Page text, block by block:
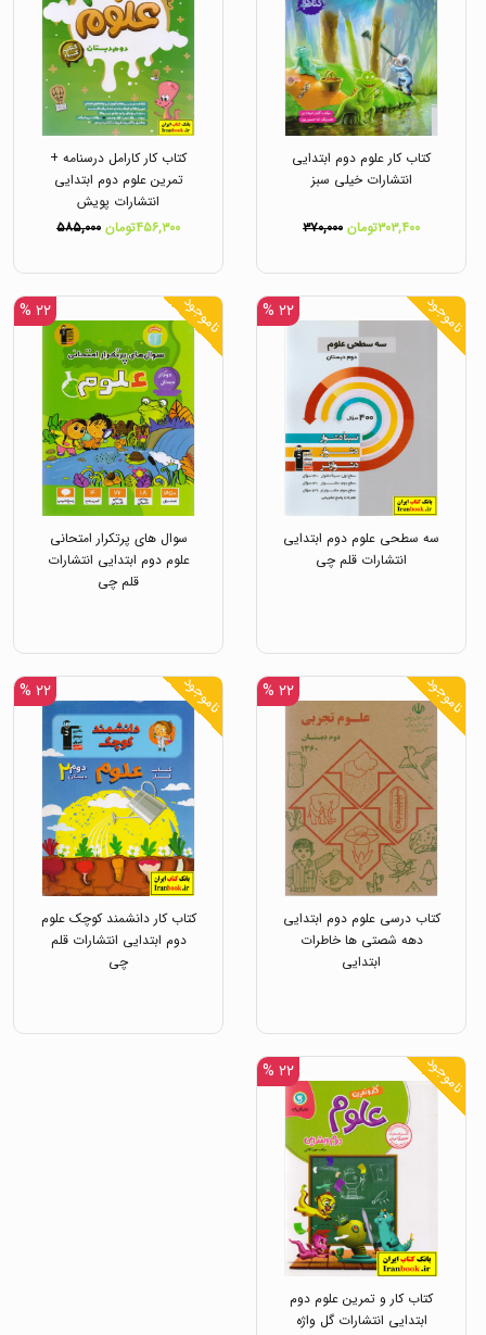
کتاب کار علوم دوم ابتدایی
انتشارات خیلی سبز
۳۰۳,۴۰۰تومان ۳۷۰,۰۰۰
کتاب کار کارامل درسنامه +
تمرین علوم دوم ابتدایی
انتشارات پویش
۴۵۶,۳۰۰تومان
۵۸۵,۰۰۰
ناموجود ۲۲ %
سه سطحی علوم دوم ابتدایی
انتشارات قلم چی
ناموجود ۲۲ %
سوال های پرتکرار امتحانی
علوم دوم ابتدایی انتشارات
قلم چی
ناموجود ۲۲ %
کتاب درسی علوم دوم ابتدایی
دهه شصتی ها خاطرات
ابتدایی
ناموجود ۲۲ %
کتاب کار دانشمند کوچک علوم
دوم ابتدایی انتشارات قلم
چی
ناموجود ۲۲ %
کتاب کار و تمرین علوم دوم
ابتدایی انتشارات گل واژه